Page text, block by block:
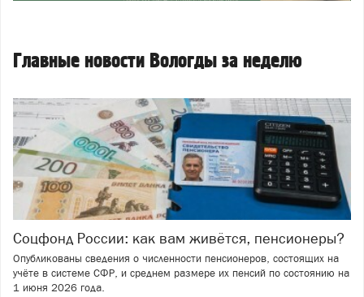
Главные новости Вологды за неделю
Соцфонд России: как вам живётся, пенсионеры?
Опубликованы сведения о численности пенсионеров, состоящих на
учёте в системе СФР, и среднем размере их пенсий по состоянию на
1 июня 2026 года.